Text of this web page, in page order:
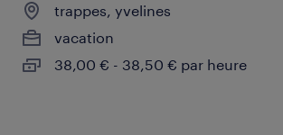
trappes, yvelines
vacation
38,00 € - 38,50 € par heure